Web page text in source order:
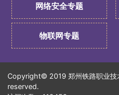
网络安全专题
物联网专题
Copyright© 2019 郑州铁路职业技
reserved.